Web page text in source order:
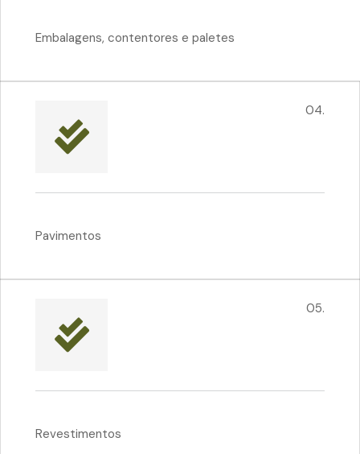
Embalagens, contentores e paletes
04.
Pavimentos
05.
Revestimentos